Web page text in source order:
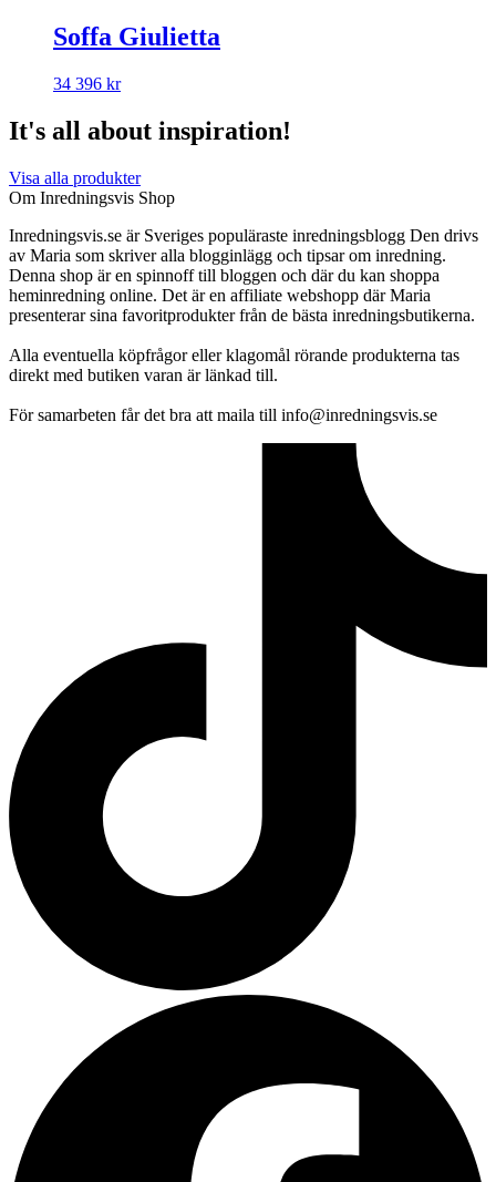
Soffa Giulietta
34 396 kr
It's all about inspiration!
Visa alla produkter
Om Inredningsvis Shop
Inredningsvis.se är Sveriges populäraste inredningsblogg Den drivs
av Maria som skriver alla blogginlägg och tipsar om inredning.
Denna shop är en spinnoff till bloggen och där du kan shoppa
heminredning online. Det är en affiliate webshopp där Maria
presenterar sina favoritprodukter från de bästa inredningsbutikerna.
Alla eventuella köpfrågor eller klagomål rörande produkterna tas
direkt med butiken varan är länkad till.
För samarbeten får det bra att maila till info@inredningsvis.se